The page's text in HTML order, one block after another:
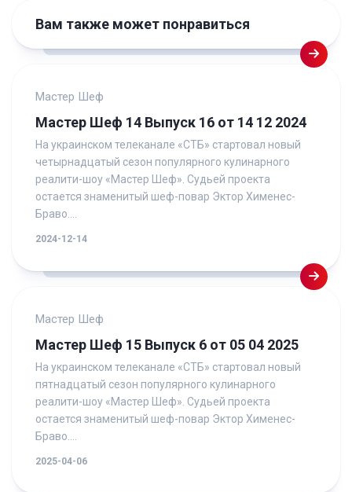
Вам также может понравиться
Мастер Шеф
Мастер Шеф 14 Выпуск 16 от 14 12 2024
На украинском телеканале «СТБ» стартовал новый
четырнадцатый сезон популярного кулинарного
реалити-шоу «Мастер Шеф». Судьей проекта
остается знаменитый шеф-повар Эктор Хименес-
Браво....
2024-12-14
Мастер Шеф
Мастер Шеф 15 Выпуск 6 от 05 04 2025
На украинском телеканале «СТБ» стартовал новый
пятнадцатый сезон популярного кулинарного
реалити-шоу «Мастер Шеф». Судьей проекта
остается знаменитый шеф-повар Эктор Хименес-
Браво....
2025-04-06